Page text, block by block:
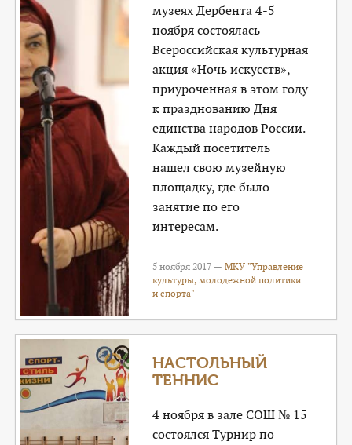
музеях Дербента 4-5
ноября состоялась
Всероссийская культурная
акция «Ночь искусств»,
приуроченная в этом году
к празднованию Дня
единства народов России.
Каждый посетитель
нашел свою музейную
площадку, где было
занятие по его
интересам.
5 ноября 2017 —МКУ "Управление
культуры, молодежной политики
и спорта"
НАСТОЛЬНЫЙ
ТЕННИС
4 ноября в зале СОШ № 15
состоялся Турнир по